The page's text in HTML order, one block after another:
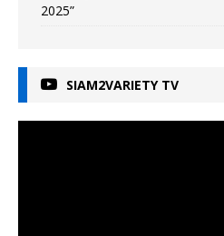
2025”
SIAM2VARIETY TV